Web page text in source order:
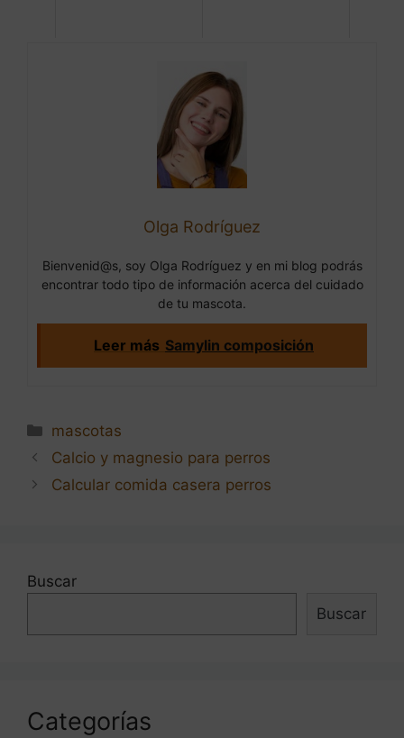
Olga Rodríguez
Bienvenid@s, soy Olga Rodríguez y en mi blog podrás
encontrar todo tipo de información acerca del cuidado
de tu mascota.
Leer más Samylin composición
Categorías
mascotas
Navegación
de
Calcio y magnesio para perros
Calcular comida casera perros
Buscar
Buscar
Categorías